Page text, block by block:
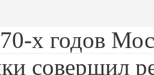
х годов
совершил